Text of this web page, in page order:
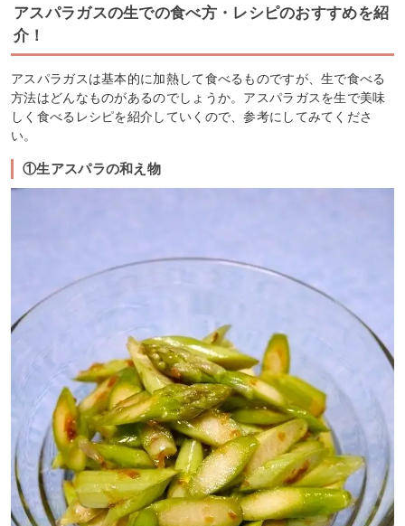
アスパラガスの生での食べ方・レシピのおすすめを紹
介！
アスパラガスは基本的に加熱して食べるものですが、生で食べる
方法はどんなものがあるのでしょうか。アスパラガスを生で美味
しく食べるレシピを紹介していくので、参考にしてみてくださ
い。
①生アスパラの和え物